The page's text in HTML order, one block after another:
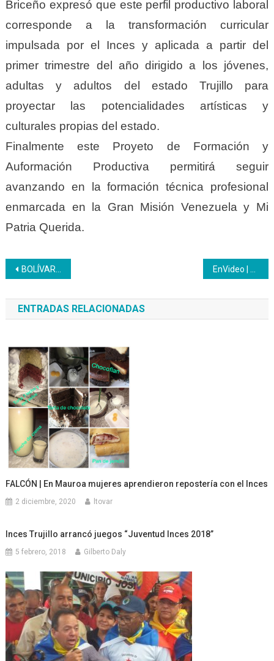
Briceño expresó que este perfil productivo laboral
corresponde a la transformación curricular
impulsada por el Inces y aplicada a partir del
primer trimestre del año dirigido a los jóvenes,
adultas y adultos del estado Trujillo para
proyectar las potencialidades artísticas y
culturales propias del estado.
Finalmente este Proyeto de Formación y
Auformación Productiva permitirá seguir
avanzando en la formación técnica profesional
enmarcada en la Gran Misión Venezuela y Mi
Patria Querida.
Navegación
de
entradas
BOLÍVAR | Inces brinda oportunidad a 60 pasantes en sus prácticas Profesionales
ENTRADAS RELACIONADAS
FALCÓN | En Mauroa mujeres aprendieron repostería con el Inces
2 diciembre, 2020 ltovar
Inces Trujillo arrancó juegos “Juventud Inces 2018”
5 febrero, 2018 Gilberto Daly